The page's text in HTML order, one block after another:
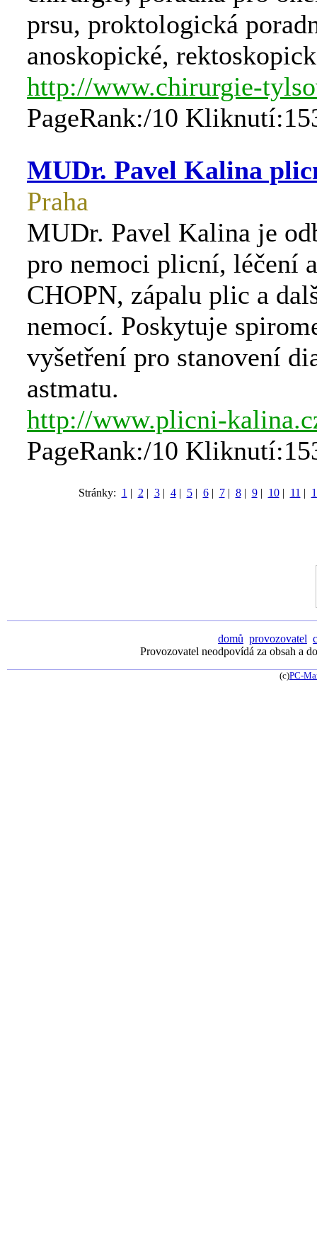
prsu, proktologická
anoskopické,
http://www.chirurgie-
PageRank:/10
MUDr. Pavel Kalina
Praha
MUDr. Pavel Kalina je
pro nemoci plicní, léčení
CHOPN, zápalu plic a
nemocí. Poskytuje
vyšetření pro stanovení
astmatu.
http://www.plicni-
PageRank:/10
Stránky: 1 | 2 | 3| 4| 5| 6| 7| 8| 9| 10| 11 |
domů provozovatel
Provozovatel neodpovídá za obsah a
(c)PC-